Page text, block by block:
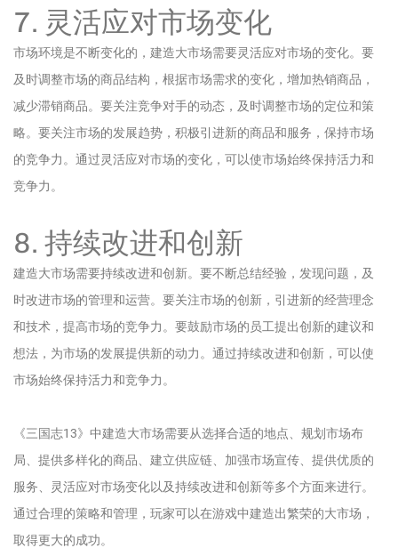
7. 灵活应对市场变化
市场环境是不断变化的，建造大市场需要灵活应对市场的变化。要
及时调整市场的商品结构，根据市场需求的变化，增加热销商品，
减少滞销商品。要关注竞争对手的动态，及时调整市场的定位和策
略。要关注市场的发展趋势，积极引进新的商品和服务，保持市场
的竞争力。通过灵活应对市场的变化，可以使市场始终保持活力和
竞争力。
8. 持续改进和创新
建造大市场需要持续改进和创新。要不断总结经验，发现问题，及
时改进市场的管理和运营。要关注市场的创新，引进新的经营理念
和技术，提高市场的竞争力。要鼓励市场的员工提出创新的建议和
想法，为市场的发展提供新的动力。通过持续改进和创新，可以使
市场始终保持活力和竞争力。
《三国志13》中建造大市场需要从选择合适的地点、规划市场布
局、提供多样化的商品、建立供应链、加强市场宣传、提供优质的
服务、灵活应对市场变化以及持续改进和创新等多个方面来进行。
通过合理的策略和管理，玩家可以在游戏中建造出繁荣的大市场，
取得更大的成功。